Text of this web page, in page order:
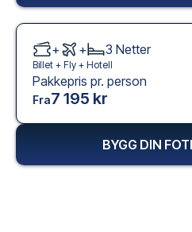
+ + 3 Netter
Billet + Fly + Hotell
Pakkepris pr. person
Fra7 195 kr
BYGG DIN